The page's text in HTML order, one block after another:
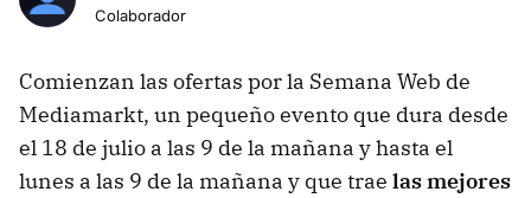
Colaborador
Comienzan las ofertas por la Semana Web de
Mediamarkt, un pequeño evento que dura desde
el 18 de julio a las 9 de la mañana y hasta el
lunes a las 9 de la mañana y que trae las mejores